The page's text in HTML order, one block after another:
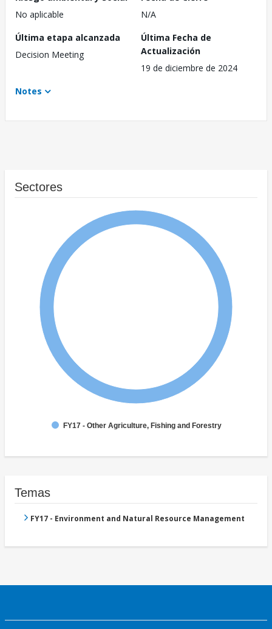
No aplicable
N/A
Última etapa alcanzada
Decision Meeting
Última Fecha de
Actualización
19 de diciembre de 2024
Notes
Sectores
FY17 - Other Agriculture, Fishing and Forestry
Temas
FY17 - Environment and Natural Resource Management